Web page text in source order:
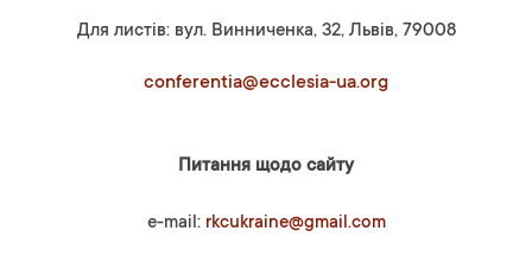
Для листів: вул. Винниченка, 32, Львів, 79008
conferentia@ecclesia-ua.org
Питання щодо сайту
e-mail: rkcukraine@gmail.com